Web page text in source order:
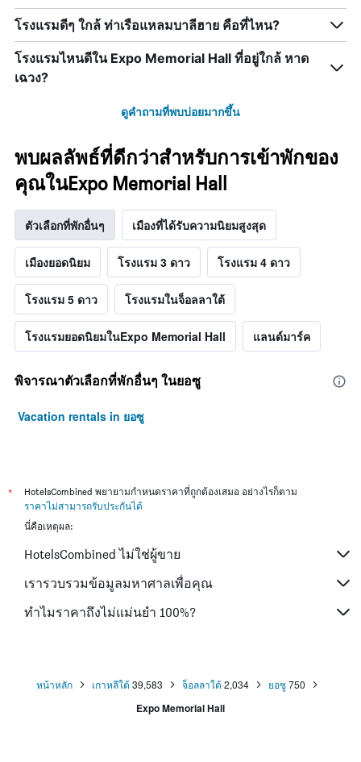
โรงแรมดีๆ ใกล้ ท่าเรือแหลมบาลีฮาย คือที่ไหน?
โรงแรมไหนดีใน Expo Memorial Hall ที่อยู่ใกล้ หาด
เฉวง?
ดูคำถามที่พบบ่อยมากขึ้น
พบผลลัพธ์ที่ดีกว่าสำหรับการเข้าพักของ
คุณในExpo Memorial Hall
ตัวเลือกที่พักอื่นๆ เมืองที่ได้รับความนิยมสูงสุด
เมืองยอดนิยม โรงแรม 3 ดาว โรงแรม 4 ดาว
โรงแรม 5 ดาว โรงแรมในจ็อลลาใต้
โรงแรมยอดนิยมในExpo Memorial Hall แลนด์มาร์ค
พิจารณาตัวเลือกที่พักอื่นๆ ในยอซู
Vacation rentals in ยอซู
*
HotelsCombined พยายามกำหนดราคาที่ถูกต้องเสมอ อย่างไรก็ตาม
ราคาไม่สามารถรับประกันได้
นี่คือเหตุผล:
HotelsCombined ไม่ใช่ผู้ขาย
เรารวบรวมข้อมูลมหาศาลเพื่อคุณ
ทำไมราคาถึงไม่แม่นยำ 100%?
หน้าหลัก เกาหลีใต้39,583 จ็อลลาใต้2,034 ยอซู750
Expo Memorial Hall